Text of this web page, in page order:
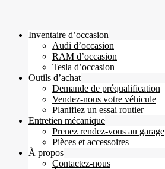
Inventaire d’occasion
Audi d’occasion
RAM d’occasion
Tesla d’occasion
Outils d’achat
Demande de préqualification
Vendez-nous votre véhicule
Planifiez un essai routier
Entretien mécanique
Prenez rendez-vous au garage
Pièces et accessoires
À propos
Contactez-nous